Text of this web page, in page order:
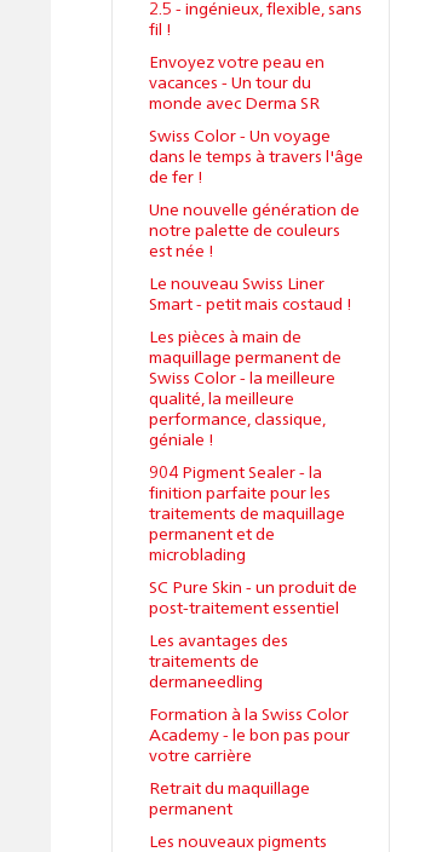
2.5 - ingénieux, flexible, sans
fil !
Envoyez votre peau en
vacances - Un tour du
monde avec Derma SR
Swiss Color - Un voyage
dans le temps à travers l'âge
de fer !
Une nouvelle génération de
notre palette de couleurs
est née !
Le nouveau Swiss Liner
Smart - petit mais costaud !
Les pièces à main de
maquillage permanent de
Swiss Color - la meilleure
qualité, la meilleure
performance, classique,
géniale !
904 Pigment Sealer - la
finition parfaite pour les
traitements de maquillage
permanent et de
microblading
SC Pure Skin - un produit de
post-traitement essentiel
Les avantages des
traitements de
dermaneedling
Formation à la Swiss Color
Academy - le bon pas pour
votre carrière
Retrait du maquillage
permanent
Les nouveaux pigments